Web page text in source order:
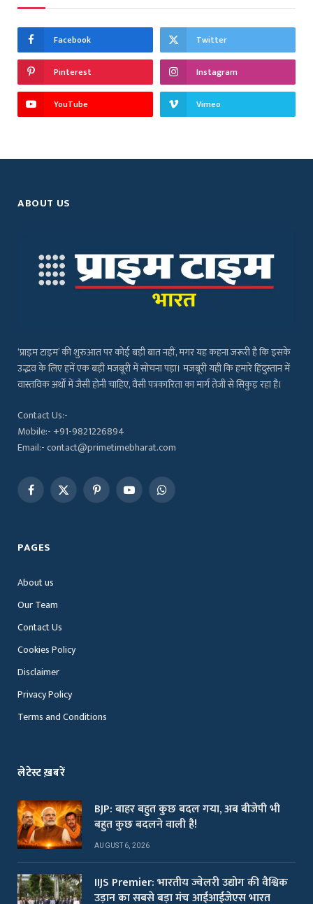
Facebook Twitter
Pinterest Instagram
YouTube Vimeo
ABOUT US
‘प्राइम टाइम’ की शुरुआत पर कोई बड़ी बात नहीं, मगर यह कहना जरूरी है कि इसके
उद्भव के लिए हमें एक बड़ी मजबूरी में सोचना पड़ा। मजबूरी यही कि हमारे हिंदुस्तान में
वास्तविक अर्थों में जैसी होनी चाहिए, वैसी पत्रकारिता का मार्ग तेजी से सिकुड़ रहा है।
Contact Us:-
Mobile:- +91-9821226894
Email:- contact@primetimebharat.com
Facebook
X
PinterestYouTubeWhatsApp
PAGES
About us
Our Team
Contact Us
Cookies Policy
Disclaimer
Privacy Policy
Terms and Conditions
लेटेस्ट ख़बरें
BJP: बाहर बहुत कुछ बदल गया, अब बीजेपी भी
बहुत कुछ बदलने वाली है!
AUGUST 6, 2026
IIJS Premier: भारतीय ज्वेलरी उद्योग की वैश्विक
उड़ान का सबसे बड़ा मंच आईआईजेएस भारत